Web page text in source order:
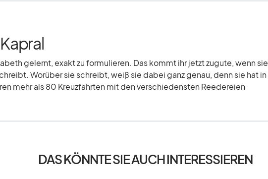
gelernt, exakt zu formulieren. Das kommt ihr jetzt zugute, wenn sie
Worüber sie schreibt, weiß sie dabei ganz genau, denn sie hat in
mehr als 80 Kreuzfahrten mit den verschiedensten Reedereien
DAS KÖNNTE SIE AUCH INTERESSIEREN